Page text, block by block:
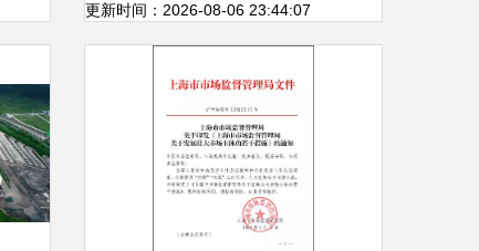
更新时间：2026-08-06 23:44:07